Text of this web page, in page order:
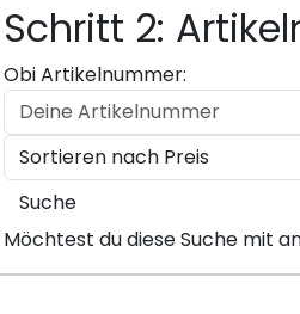
Schritt 2:
Obi Artikelnummer:
Suche
Möchtest du diese Suche mit